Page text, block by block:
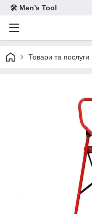
🛠 Men’s Tool
Товари та послуги